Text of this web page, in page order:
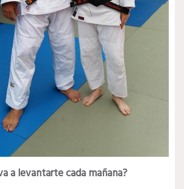
a levantarte cada mañana?